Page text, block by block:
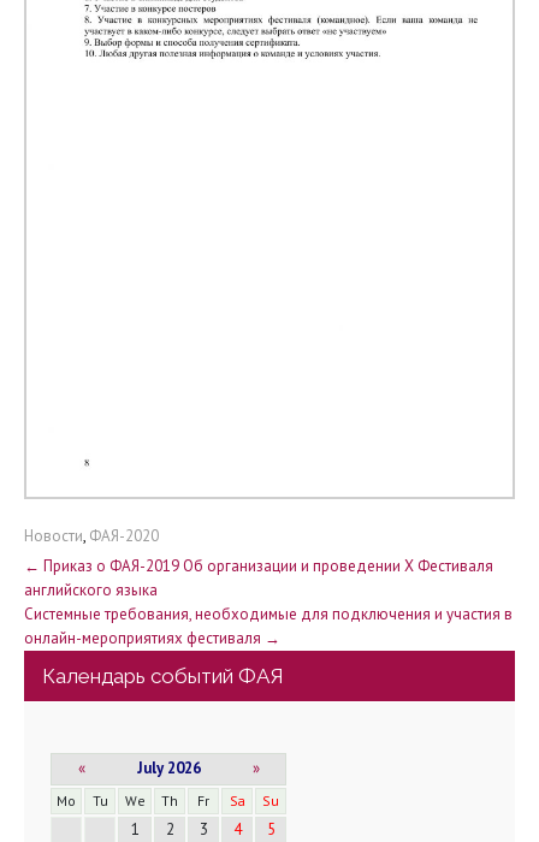
Новости, ФАЯ-2020
Н
а
в
и
← Приказ о ФАЯ-2019 Об организации и проведении Х Фестиваля
английского языка
Системные требования, необходимые для подключения и участия в
онлайн-мероприятиях фестиваля →
Календарь событий ФАЯ
« July 2026 »
Mo Tu We Th Fr Sa Su
1 2 3 4
5